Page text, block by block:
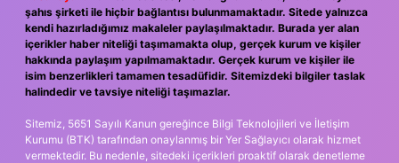
şahıs şirketi ile hiçbir bağlantısı bulunmamaktadır. Sitede yalnızca
kendi hazırladığımız makaleler paylaşılmaktadır. Burada yer alan
içerikler haber niteliği taşımamakta olup, gerçek kurum ve kişiler
hakkında paylaşım yapılmamaktadır. Gerçek kurum ve kişiler ile
isim benzerlikleri tamamen tesadüfidir. Sitemizdeki bilgiler taslak
halindedir ve tavsiye niteliği taşımazlar.
Sitemiz, 5651 Sayılı Kanun gereğince Bilgi Teknolojileri ve İletişim
Kurumu (BTK) tarafından onaylanmış bir Yer Sağlayıcı olarak hizmet
vermektedir. Bu nedenle, sitedeki içerikleri proaktif olarak denetleme